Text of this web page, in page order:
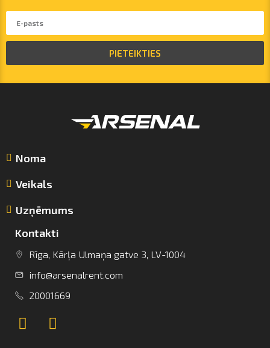
info@arsenalrent.com
PIETEIKTIES
Noma
Veikals
Uzņēmums
Kontakti
Rīga, Kārļa Ulmaņa gatve 3, LV-1004
info@arsenalrent.com
20001669